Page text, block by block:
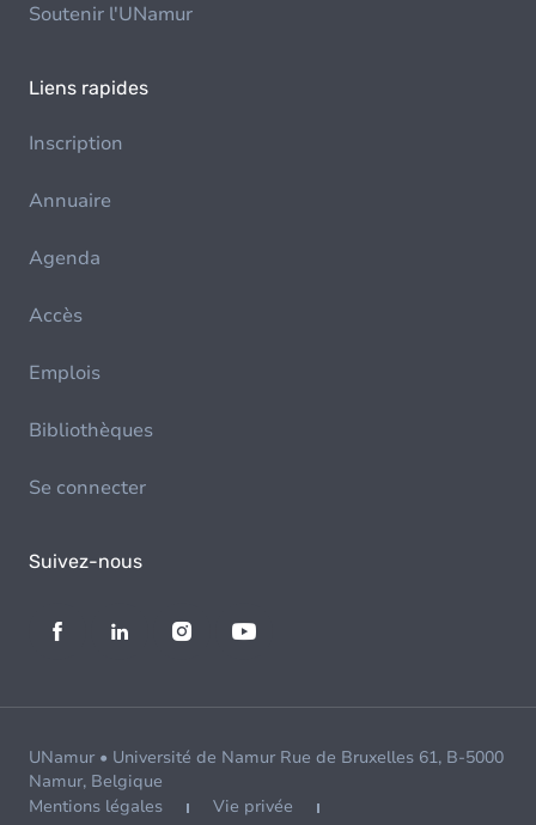
Soutenir l'UNamur
Liens rapides
Inscription
Annuaire
Agenda
Accès
Emplois
Bibliothèques
Se connecter
Suivez-nous
UNamur • Université de Namur Rue de Bruxelles 61, B-5000
Namur, Belgique
Mentions légales
Vie privée